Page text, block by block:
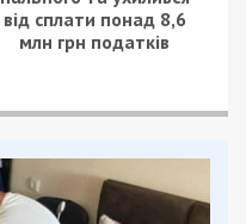
від сплати понад 8,6
млн грн податків